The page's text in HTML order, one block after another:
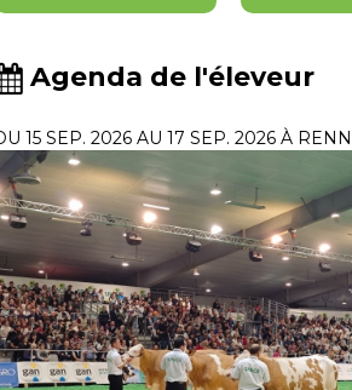
Agenda de l'éleveur
15 SEP. 2026 AU 17 SEP. 2026 À